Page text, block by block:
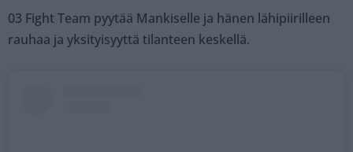
03 Fight Team pyytää Mankiselle ja hänen lähipiirilleen
rauhaa ja yksityisyyttä tilanteen keskellä.